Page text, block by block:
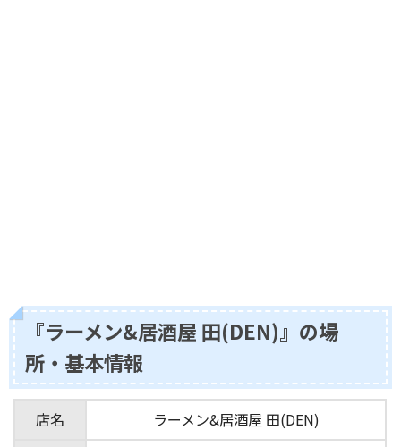
『ラーメン&居酒屋 田(DEN)』の場
所・基本情報
店名
ラーメン&居酒屋 田(DEN)